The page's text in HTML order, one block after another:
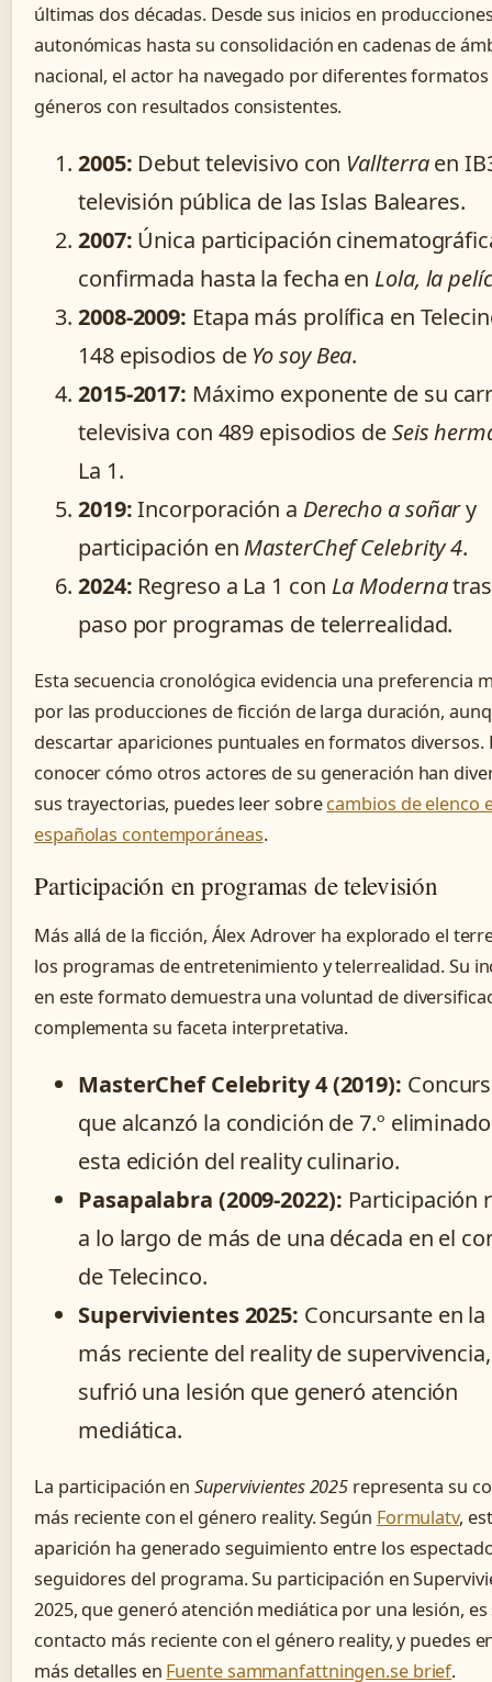
últimas dos décadas. Desde sus inicios en
autonómicas hasta su consolidación en cadenas de
nacional, el actor ha navegado por diferentes formatos
géneros con resultados consistentes.
2005: Debut televisivo con Vallterraen
televisión pública de las Islas Baleares.
2007: Única participación
confirmada hasta la fecha en Lola, la
2008-2009: Etapa más prolífica en
148 episodios de Yo soy Bea.
2015-2017: Máximo exponente de su
televisiva con 489 episodios deSeis
La 1.
2019:Incorporación a Derecho a soñary
participación en MasterChef Celebrity 4.
2024: Regreso a La 1 con La Moderna
paso por programas de telerrealidad.
Esta secuencia cronológica evidencia una preferencia
por las producciones de ficción de larga duración,
descartar apariciones puntuales en formatos diversos.
conocer cómo otros actores de su generación han
sus trayectorias, puedes leer sobrecambios de elenco
españolas contemporáneas.
Participación en programas de televisión
Más allá de la ficción, Álex Adrover ha explorado el
los programas de entretenimiento y telerrealidad. Su
en este formato demuestra una voluntad de
complementa su faceta interpretativa.
MasterChef Celebrity 4 (2019):
que alcanzó la condición de 7.º
esta edición del reality culinario.
Pasapalabra (2009-2022): Participación
a lo largo de más de una década en el
de Telecinco.
Supervivientes 2025: Concursante en
más reciente del reality de
sufrió una lesión que generó atención
mediática.
La participación en Supervivientes 2025 representa su
más reciente con el género reality. Según Formulatv,
aparición ha generado seguimiento entre los
seguidores del programa. Su participación en
2025, que generó atención mediática por una lesión, es
contacto más reciente con el género reality, y puedes
más detalles en Fuente sammanfattningen.se brief.